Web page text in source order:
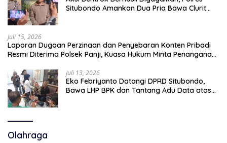
Situbondo Amankan Dua Pria Bawa Clurit
Juli 15, 2026
Laporan Dugaan Perzinaan dan Penyebaran Konten Pribadi
Resmi Diterima Polsek Panji, Kuasa Hukum Minta Penanganan
Juli 13, 2026
Eko Febriyanto Datangi DPRD Situbondo,
Bawa LHP BPK dan Tantang Adu Data atas
Olahraga